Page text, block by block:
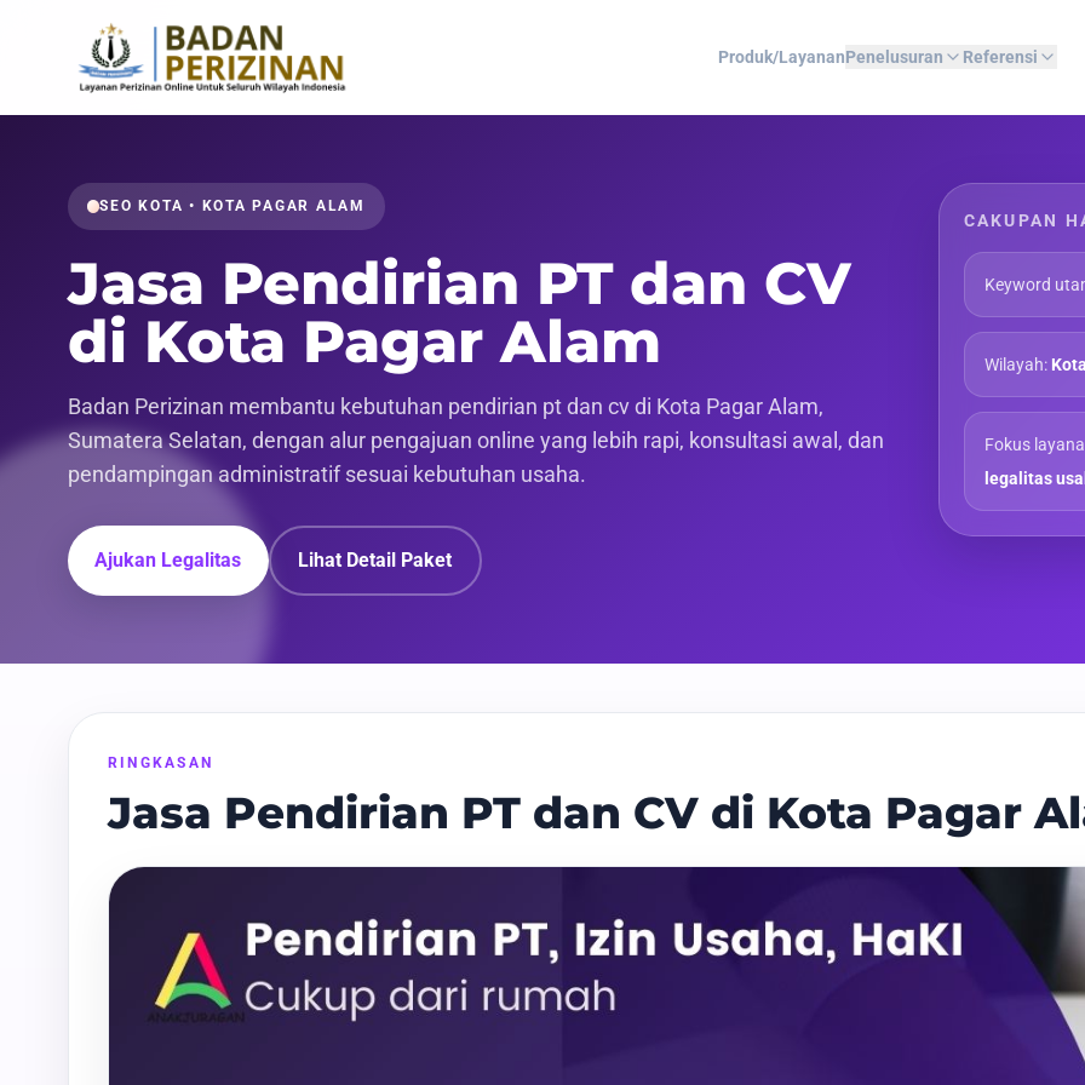
Produk/LayananPenelusuran Referensi
SEO KOTA • KOTA PAGAR ALAM
Jasa Pendirian PT dan CV
di Kota Pagar Alam
Badan Perizinan membantu kebutuhan pendirian pt dan cv di Kota Pagar Alam,
Sumatera Selatan, dengan alur pengajuan online yang lebih rapi, konsultasi awal, dan
pendampingan administratif sesuai kebutuhan usaha.
Ajukan Legalitas Lihat Detail Paket
CAKUPAN
Keyword
Wilayah:
Fokus
legalitas
RINGKASAN
Jasa Pendirian PT dan CV di Kota Pagar